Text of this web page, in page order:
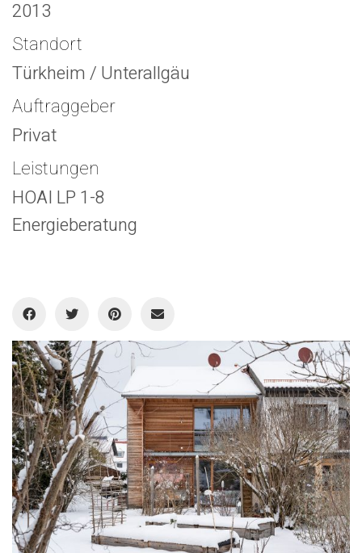
2013
Standort
Türkheim / Unterallgäu
Auftraggeber
Privat
Leistungen
HOAI LP 1-8
Energieberatung